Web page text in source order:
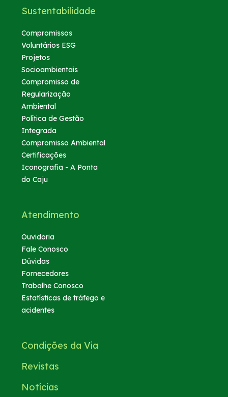
Sustentabilidade
Compromissos
Voluntários ESG
Projetos
Socioambientais
Compromisso de
Regularização
Ambiental
Política de Gestão
Integrada
Compromisso Ambiental
Certificações
Iconografia - A Ponta
do Caju
Atendimento
Ouvidoria
Fale Conosco
Dúvidas
Fornecedores
Trabalhe Conosco
Estatísticas de tráfego e
acidentes
Condições da Via
Revistas
Notícias